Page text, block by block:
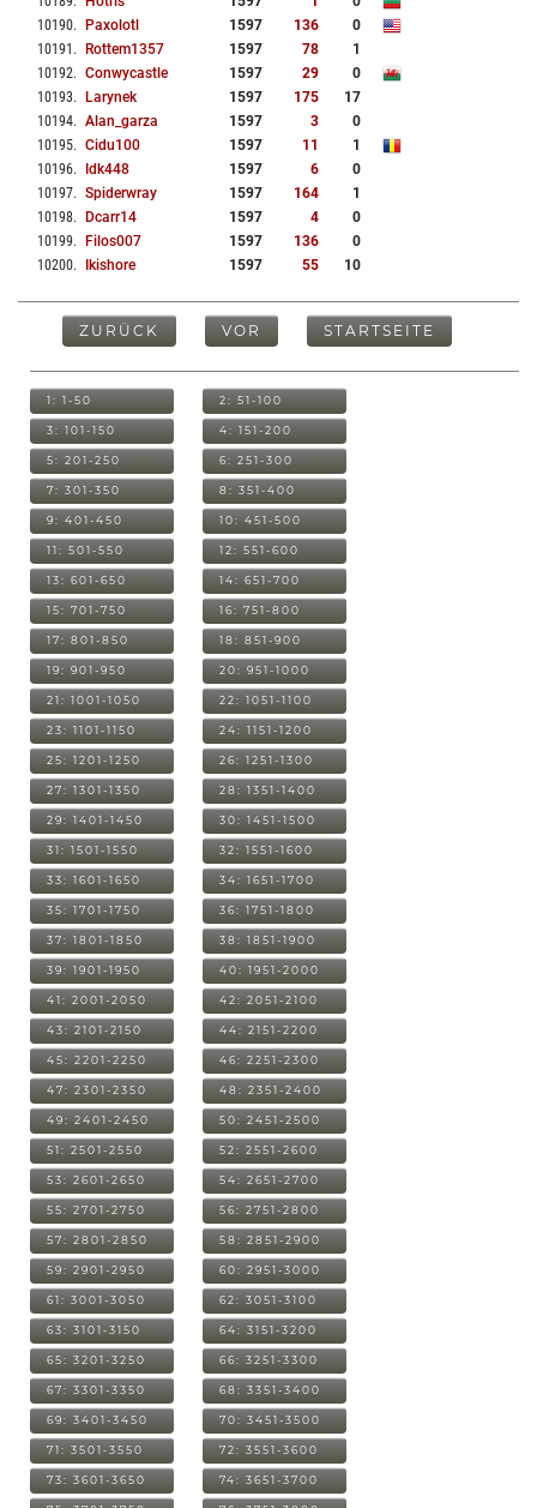
10190. Paxolotl 1597 136
0
10191 . Rottem1357 1597 78
1
10192. Conwycastle 1597 29
0
10193. Larynek 1597 175
17
10194. Alan_garza 1597 3
0
10195. Cidu100 1597 11
1
10196. Idk448 1597 6
0
10197. Spiderwray 1597 164
1
10198. Dcarr14 1597 4
0
10199. Filos007 1597 136
0
10200. Ikishore 1597 55 10
ZURÜCK VOR STARTSEITE
1: 1-50 2: 51-100
3: 101-150 4: 151-200
5: 201-250 6: 251-300
7: 301-350 8: 351-400
9: 401-450 10: 451-500
11: 501-550 12: 551-600
13: 601-650 14: 651-700
15: 701-750 16: 751-800
17: 801-850 18: 851-900
19: 901-950 20: 951-1000
21: 1001-1050 22: 1051-1100
23: 1101-1150 24: 1151-1200
25: 1201-1250 26: 1251-1300
27: 1301-1350 28: 1351-1400
29: 1401-1450 30: 1451-1500
31: 1501-1550 32: 1551-1600
33: 1601-1650 34: 1651-1700
35: 1701-1750 36: 1751-1800
37: 1801-1850 38: 1851-1900
39: 1901-1950 40: 1951-2000
41: 2001-2050 42: 2051-2100
43: 2101-2150 44: 2151-2200
45: 2201-2250 46: 2251-2300
47: 2301-2350 48: 2351-2400
49: 2401-2450 50: 2451-2500
51: 2501-2550 52: 2551-2600
53: 2601-2650 54: 2651-2700
55: 2701-2750 56: 2751-2800
57: 2801-2850 58: 2851-2900
59: 2901-2950 60: 2951-3000
61: 3001-3050 62: 3051-3100
63: 3101-3150 64: 3151-3200
65: 3201-3250 66: 3251-3300
67: 3301-3350 68: 3351-3400
69: 3401-3450 70: 3451-3500
71: 3501-3550 72: 3551-3600
73: 3601-3650 74: 3651-3700